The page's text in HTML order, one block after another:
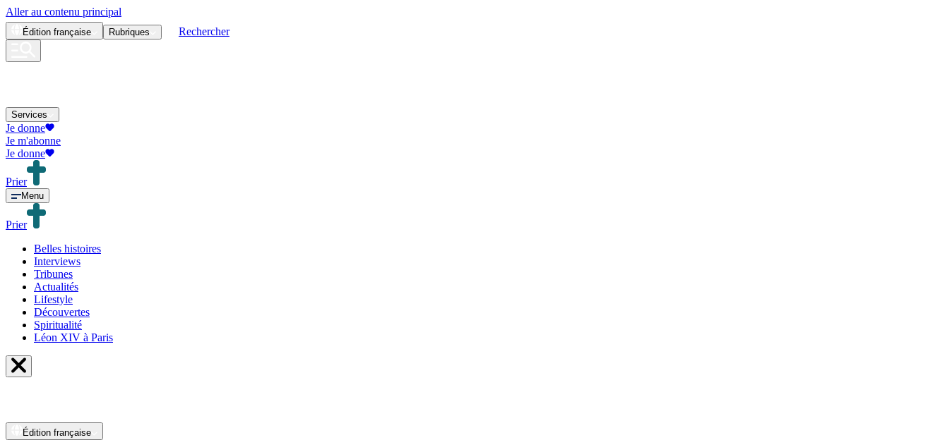
Aller au contenu principal
Édition française Rubriques Rechercher
Services
Je donne
Je m'abonne
Je donne
Prier
Menu
Prier
Belles histoires
Interviews
Tribunes
Actualités
Lifestyle
Découvertes
Spiritualité
Léon XIV à Paris
Édition française